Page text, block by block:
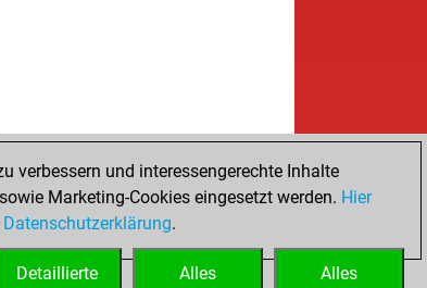
verbessern und interessengerechte Inhalte
Marketing-Cookies eingesetzt werden. Hier
Datenschutzerklärung.
Alles
Alles
Detaillierte